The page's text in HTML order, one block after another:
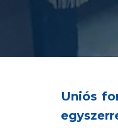
Uniós